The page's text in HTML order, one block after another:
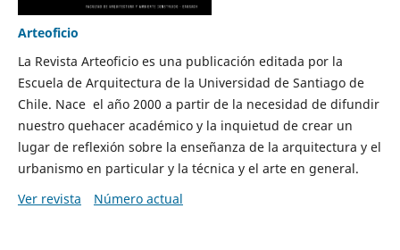
Arteoficio
La Revista Arteoficio es una publicación editada por la
Escuela de Arquitectura de la Universidad de Santiago de
Chile. Nace el año 2000 a partir de la necesidad de difundir
nuestro quehacer académico y la inquietud de crear un
lugar de reflexión sobre la enseñanza de la arquitectura y el
urbanismo en particular y la técnica y el arte en general.
Ver revista
Número actual